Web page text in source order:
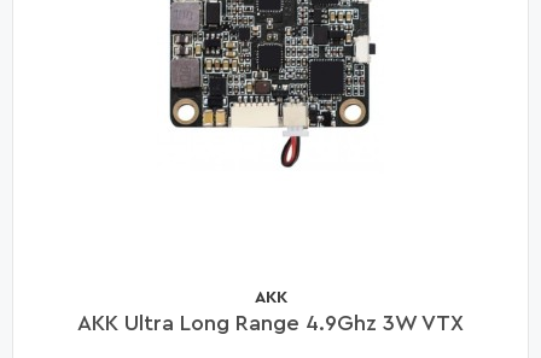
AKK
AKK Ultra Long Range 4.9Ghz 3W VTX